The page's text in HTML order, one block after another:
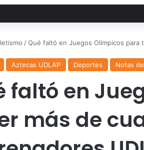
/Qué faltó en Juegos Olímpicos para
Aztecas UDLAP Deportes Notas
faltó en
más de